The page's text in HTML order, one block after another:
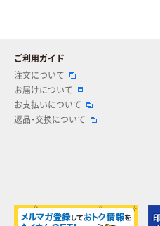
ご利用ガイド
注文について
お届けについて
お支払いについて
返品・交換について